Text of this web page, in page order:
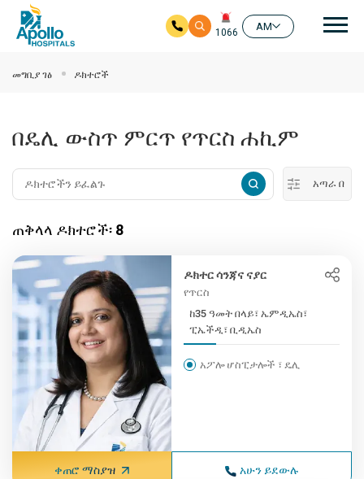
1066
AM
መግቢያ ገፅ ዶክተሮች
በዴሊ ውስጥ ምርጥ የጥርስ ሐኪም
አጣራ በ
ጠቅላላ ዶክተሮች፡ 8
ዶክተር ሳንጃና ናያር
የጥርስ
ከ35 ዓመት በላይ፣ ኤምዲኤስ፣
ፒኤችዲ፣ ቢዲኤስ
አፖሎ ሆስፒታሎች ፣ ዴሊ
ቀጠሮ ማስያዝ አሁን ይደውሉ